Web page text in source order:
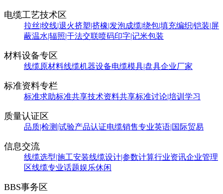
电缆工艺技术区
拉丝|绞线|退火挤塑|挤橡|发泡成缆|绕包|填充编织|铠装|屏
蔽温水|辐照|干法交联喷码印字|记米包装
材料设备专区
线缆原材料线缆机器设备电缆模具|盘具企业厂家
标准资料专栏
标准求助标准共享技术资料共享标准讨论|培训学习
质量认证区
品质|检测|试验产品认证电缆销售专业英语|国际贸易
信息交流
线缆选型|施工安装线缆设计|参数计算行业资讯企业管理
区线缆专业话题娱乐休闲
BBS事务区